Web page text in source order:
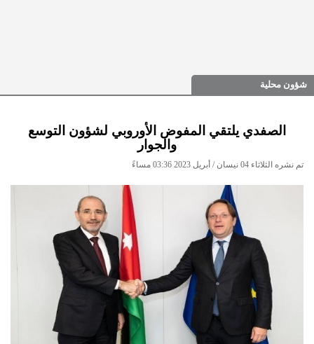
شؤون محلية
الصفدي يلتقي المفوض الأوروبي لشؤون التوسع
والجوار
تم نشره الثلاثاء 04 نيسان / أبريل 2023 03:36 مساءً